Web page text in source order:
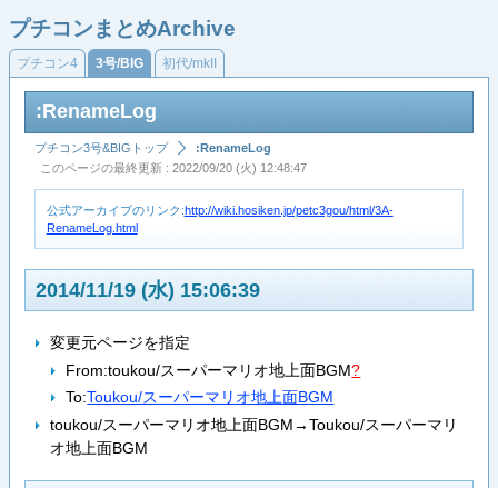
プチコンまとめArchive
プチコン4 3号/BIG 初代/mkII
:RenameLog
プチコン3号&BIGトップ
:RenameLog
このページの最終更新 : 2022/09/20 (火) 12:48:47
公式アーカイブのリンク:http://wiki.hosiken.jp/petc3gou/html/3A-
RenameLog.html
2014/11/19 (水) 15:06:39
変更元ページを指定
From:toukou/スーパーマリオ地上面BGM?
To:Toukou/スーパーマリオ地上面BGM
toukou/スーパーマリオ地上面BGM→Toukou/スーパーマリ
オ地上面BGM